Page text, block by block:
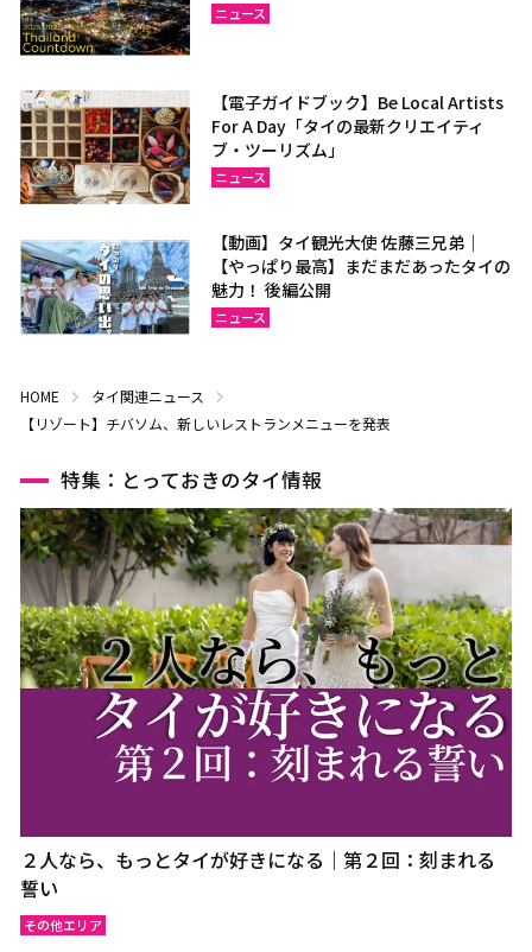
ニュース
【電子ガイドブック】Be Local Artists
For A Day「タイの最新クリエイティ
ブ・ツーリズム」
ニュース
【動画】タイ観光大使 佐藤三兄弟｜
【やっぱり最高】まだまだあったタイの
魅力！ 後編公開
ニュース
HOME
タイ関連ニュース
【リゾート】チバソム、新しいレストランメニューを発表
特集：とっておきのタイ情報
２人なら、もっとタイが好きになる｜第２回：刻まれる
誓い
その他エリア